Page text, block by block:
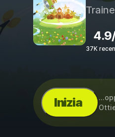
37K
Inizia